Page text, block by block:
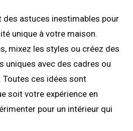
des astuces inestimables pour
unique à votre maison.
mixez les styles ou créez des
uniques avec des cadres ou
ces idées sont
soit votre expérience en
pour un intérieur qui